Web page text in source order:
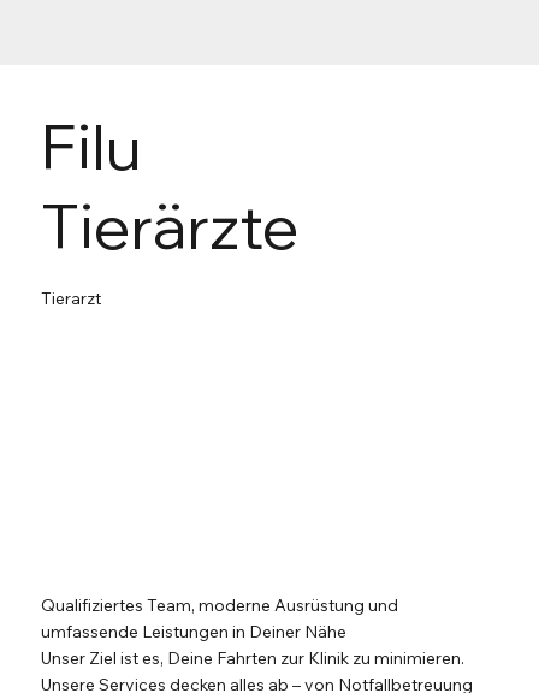
Filu
Tierärzte
Tierarzt
Qualifiziertes Team, moderne Ausrüstung und
umfassende Leistungen in Deiner Nähe
Unser Ziel ist es, Deine Fahrten zur Klinik zu minimieren.
Unsere Services decken alles ab – von Notfallbetreuung